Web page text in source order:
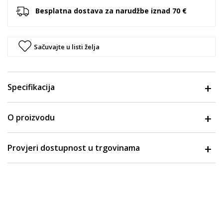
Besplatna dostava za narudžbe iznad 70 €
Sačuvajte u listi želja
Specifikacija
O proizvodu
Provjeri dostupnost u trgovinama